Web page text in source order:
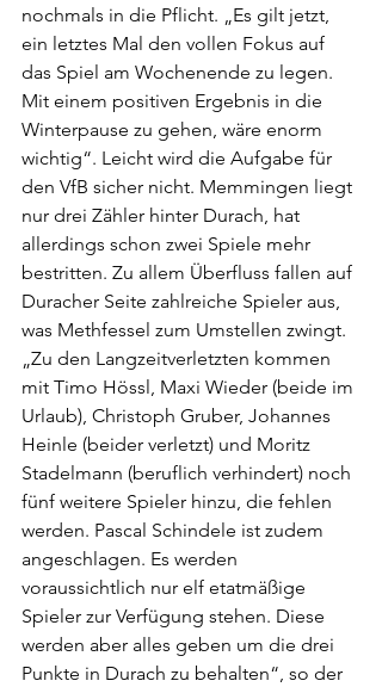
nochmals in die Pflicht. „Es gilt jetzt,
ein letztes Mal den vollen Fokus auf
das Spiel am Wochenende zu legen.
Mit einem positiven Ergebnis in die
Winterpause zu gehen, wäre enorm
wichtig“. Leicht wird die Aufgabe für
den VfB sicher nicht. Memmingen liegt
nur drei Zähler hinter Durach, hat
allerdings schon zwei Spiele mehr
bestritten. Zu allem Überfluss fallen auf
Duracher Seite zahlreiche Spieler aus,
was Methfessel zum Umstellen zwingt.
„Zu den Langzeitverletzten kommen
mit Timo Hössl, Maxi Wieder (beide im
Urlaub), Christoph Gruber, Johannes
Heinle (beider verletzt) und Moritz
Stadelmann (beruflich verhindert) noch
fünf weitere Spieler hinzu, die fehlen
werden. Pascal Schindele ist zudem
angeschlagen. Es werden
voraussichtlich nur elf etatmäßige
Spieler zur Verfügung stehen. Diese
werden aber alles geben um die drei
Punkte in Durach zu behalten“, so der